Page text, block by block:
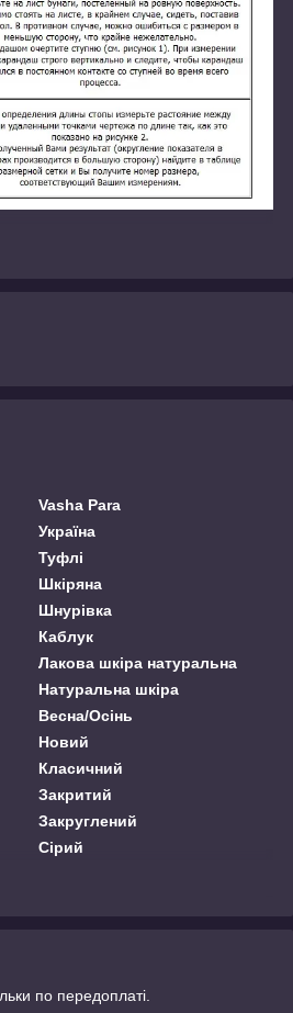
Vasha Para
Україна
Туфлі
Шкіряна
Шнурівка
Каблук
Лакова шкіра натуральна
Натуральна шкіра
Весна/Осінь
Новий
Класичний
Закритий
Закруглений
Сірий
по передоплаті.